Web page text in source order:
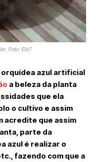
Foto: Elo7
orquídea azul artificial
a beleza da planta
que ela
o cultivo e assim
acredite que assim
parte da
azul é realizar o
fazendo com que a